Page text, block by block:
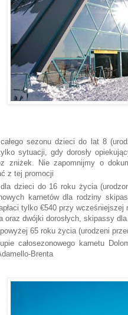
sezonu dzieci do lat 8
sytuacji, gdy dorosły
zniżek. Nie zapomnijmy o
z tej promocji
dzieci do 16 roku życia
karnetów dla rodziny
tylko €540 przy
oraz dwójki dorosłych, skipassy
65 roku życia (urodzeni
całosezonowego karnetu
Brenta